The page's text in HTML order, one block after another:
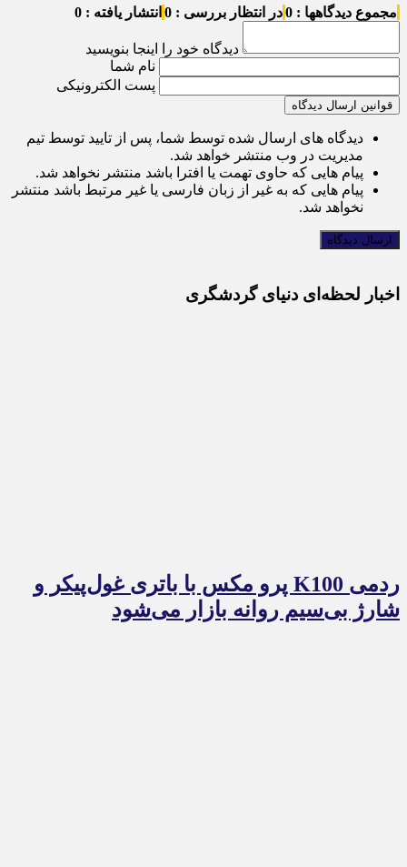
مجموع دیدگاهها : 0 در انتظار بررسی : 0 انتشار یافته : 0
دیدگاه خود را اینجا بنویسید
نام شما
پست الکترونیکی
قوانین ارسال دیدگاه
دیدگاه های ارسال شده توسط شما، پس از تایید توسط تیم
مدیریت در وب منتشر خواهد شد.
پیام هایی که حاوی تهمت یا افترا باشد منتشر نخواهد شد.
پیام هایی که به غیر از زبان فارسی یا غیر مرتبط باشد منتشر
نخواهد شد.
اخبار لحظه‌ای دنیای گردشگری
ردمی K100 پرو مکس با باتری غول‌پیکر و
شارژ بی‌سیم روانه بازار می‌شود